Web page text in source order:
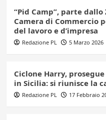
“Pid Camp”, parte
Camera di Commercio
del lavoro e d’impresa
Redazione PL 5 Marzo 2026
Ciclone Harry,
in Sicilia: si riunisce la
Redazione PL 17 Febbraio